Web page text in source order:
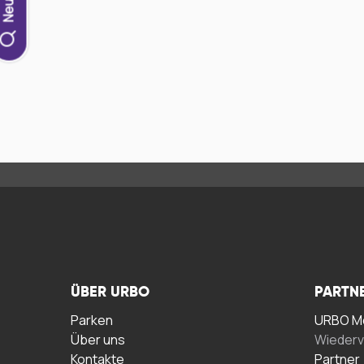
ÜBER URBO
Parken
Über uns
Kontakte
URBO
Partner